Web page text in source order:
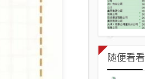
随便看看